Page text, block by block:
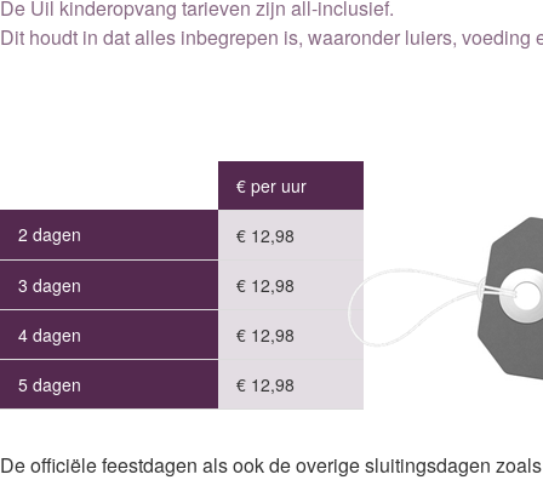
De Uil kinderopvang tarieven zijn all-inclusief.
Dit houdt in dat alles inbegrepen is, waaronder luiers, voeding
€ per uur
2 dagen
€ 12,98
3 dagen € 12,98
4 dagen € 12,98
5 dagen € 12,98
De officiële feestdagen als ook de overige sluitingsdagen